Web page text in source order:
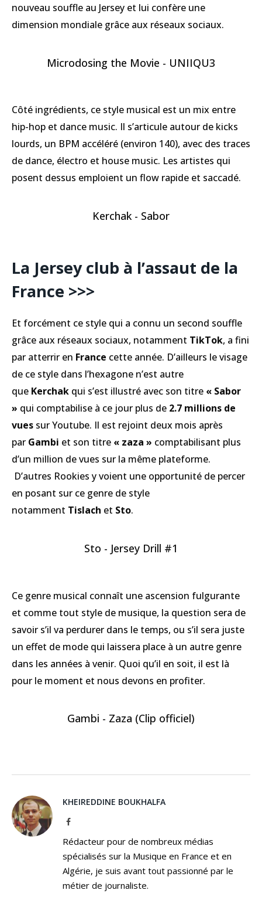
nouveau souffle au Jersey et lui confère une
dimension mondiale grâce aux réseaux sociaux.
Microdosing the Movie - UNIIQU3
Côté ingrédients, ce style musical est un mix entre
hip-hop et dance music. Il s’articule autour de kicks
lourds, un BPM accéléré (environ 140), avec des traces
de dance, électro et house music. Les artistes qui
posent dessus emploient un flow rapide et saccadé.
Kerchak - Sabor
La Jersey club à l’assaut de la
France >>>
Et forcément ce style qui a connu un second souffle
grâce aux réseaux sociaux, notamment TikTok, a fini
par atterrir en France cette année. D’ailleurs le visage
de ce style dans l’hexagone n’est autre
que Kerchak qui s’est illustré avec son titre « Sabor
» qui comptabilise à ce jour plus de 2.7 millions de
vues sur Youtube. Il est rejoint deux mois après
par Gambi et son titre « zaza » comptabilisant plus
d’un million de vues sur la même plateforme.
D’autres Rookies y voient une opportunité de percer
en posant sur ce genre de style
notamment Tislach et Sto.
Sto - Jersey Drill #1
Ce genre musical connaît une ascension fulgurante
et comme tout style de musique, la question sera de
savoir s’il va perdurer dans le temps, ou s’il sera juste
un effet de mode qui laissera place à un autre genre
dans les années à venir. Quoi qu’il en soit, il est là
pour le moment et nous devons en profiter.
Gambi - Zaza (Clip officiel)
KHEIREDDINE BOUKHALFA
Facebook
Rédacteur pour de nombreux médias
spécialisés sur la Musique en France et en
Algérie, je suis avant tout passionné par le
métier de journaliste.